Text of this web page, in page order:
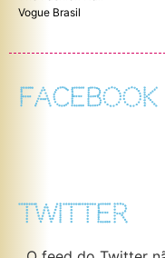
Vogue Brasil
FACEBOOK
TWITTER